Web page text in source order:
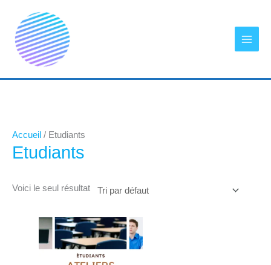
contenu
Accueil / Etudiants
Etudiants
Voici le seul résultat